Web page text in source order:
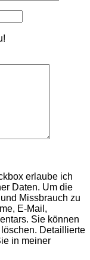
erlaube ich
Daten. Um die
Missbrauch zu
E-Mail,
Sie können
Detaillierte
in meiner